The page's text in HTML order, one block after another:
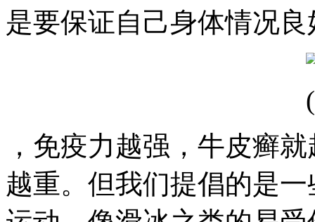
是要保证自己身体情况
，免疫力越强，牛皮癣
越重。但我们提倡的是